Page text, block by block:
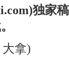
独家
大拿)